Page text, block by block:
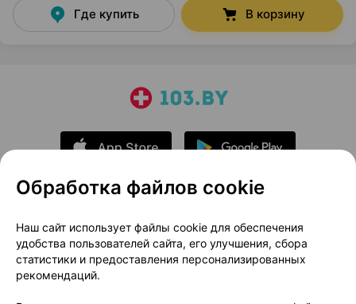
Где купить В корзину
О проекте
Новости проекта
Размещение рекламы
Медицинский маркетинг
Публичный договор
Доставка
Обработка файлов cookie
Наш сайт использует файлы cookie для обеспечения
удобства пользователей сайта, его улучшения, сбора
статистики и предоставления персонализированных
рекомендаций.